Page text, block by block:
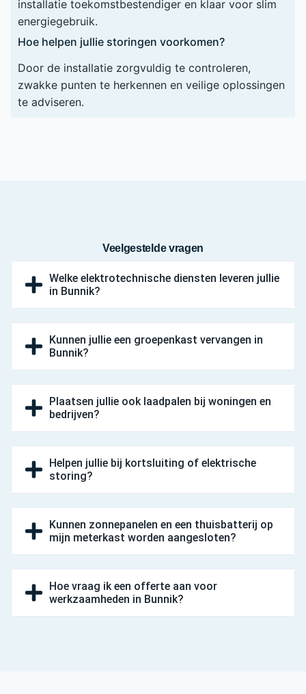
installatie toekomstbestendiger en klaar voor slim
energiegebruik.
Hoe helpen jullie storingen voorkomen?
Door de installatie zorgvuldig te controleren,
zwakke punten te herkennen en veilige oplossingen
te adviseren.
Veelgestelde vragen
Welke elektrotechnische diensten leveren jullie
in Bunnik?
Kunnen jullie een groepenkast vervangen in
Bunnik?
Plaatsen jullie ook laadpalen bij woningen en
bedrijven?
Helpen jullie bij kortsluiting of elektrische
storing?
Kunnen zonnepanelen en een thuisbatterij op
mijn meterkast worden aangesloten?
Hoe vraag ik een offerte aan voor
werkzaamheden in Bunnik?